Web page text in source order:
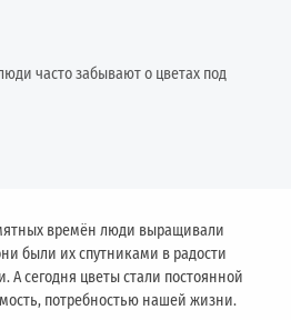
часто забывают о цветах под
времён люди выращивали
были их спутниками в радости
А сегодня цветы стали постоянной
потребностью нашей жизни.